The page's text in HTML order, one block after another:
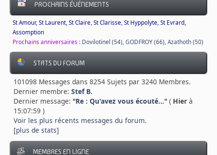
PROCHAINS ÉVÉNEMENTS
St Amour, St Laurent, St Claire, St Clarisse, St Hyppolyte, St Evrard,
Assomption
Prochains anniversaires : Dovilotinel (54) ,GODFROY (66) ,Azathoth (50)
STATS DU FORUM
101098 Messages dans 8254 Sujets par 3240 Membres.
Dernier membre: Stef B.
Dernier message: "Re : Qu'avez vous écouté..."( Hierà
15:07:59 )
Voir les plus récents messages du forum.
[plus de stats]
MEMBRES EN LIGNE